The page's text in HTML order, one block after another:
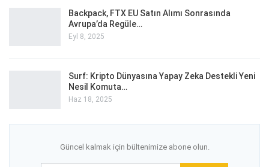
Backpack, FTX EU Satın Alımı Sonrasında
Avrupa’da Regüle…
Eyl 8, 2025
Surf: Kripto Dünyasına Yapay Zeka Destekli Yeni
Nesil Komuta…
Haz 18, 2025
Güncel kalmak için bültenimize abone olun.